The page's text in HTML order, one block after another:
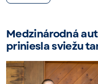
Medzinárodná
priniesla sviežu